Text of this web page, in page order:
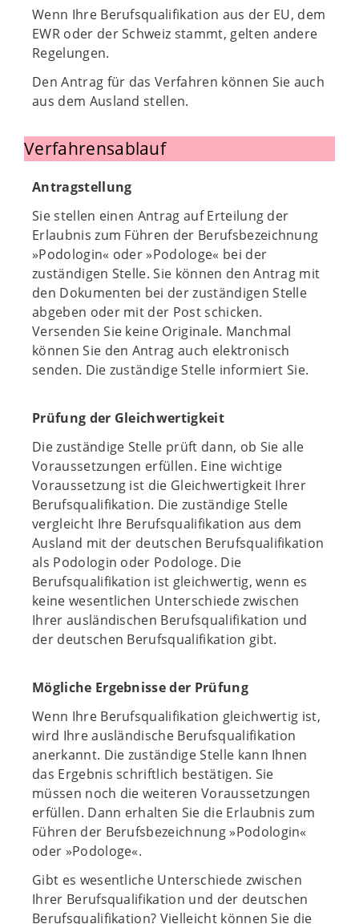
Wenn Ihre Berufsqualifikation aus der EU, dem
EWR oder der Schweiz stammt, gelten andere
Regelungen.
Den Antrag für das Verfahren können Sie auch
aus dem Ausland stellen.
Verfahrensablauf
Antragstellung
Sie stellen einen Antrag auf Erteilung der
Erlaubnis zum Führen der Berufsbezeichnung
»Podologin« oder »Podologe« bei der
zuständigen Stelle. Sie können den Antrag mit
den Dokumenten bei der zuständigen Stelle
abgeben oder mit der Post schicken.
Versenden Sie keine Originale. Manchmal
können Sie den Antrag auch elektronisch
senden. Die zuständige Stelle informiert Sie.
Prüfung der Gleichwertigkeit
Die zuständige Stelle prüft dann, ob Sie alle
Voraussetzungen erfüllen. Eine wichtige
Voraussetzung ist die Gleichwertigkeit Ihrer
Berufsqualifikation. Die zuständige Stelle
vergleicht Ihre Berufsqualifikation aus dem
Ausland mit der deutschen Berufsqualifikation
als Podologin oder Podologe. Die
Berufsqualifikation ist gleichwertig, wenn es
keine wesentlichen Unterschiede zwischen
Ihrer ausländischen Berufsqualifikation und
der deutschen Berufsqualifikation gibt.
Mögliche Ergebnisse der Prüfung
Wenn Ihre Berufsqualifikation gleichwertig ist,
wird Ihre ausländische Berufsqualifikation
anerkannt. Die zuständige Stelle kann Ihnen
das Ergebnis schriftlich bestätigen. Sie
müssen noch die weiteren Voraussetzungen
erfüllen. Dann erhalten Sie die Erlaubnis zum
Führen der Berufsbezeichnung »Podologin«
oder »Podologe«.
Gibt es wesentliche Unterschiede zwischen
Ihrer Berufsqualifikation und der deutschen
Berufsqualifikation? Vielleicht können Sie die